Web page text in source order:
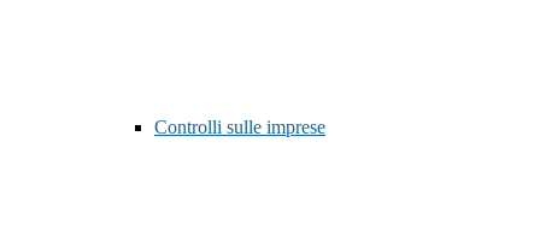
Controlli sulle imprese